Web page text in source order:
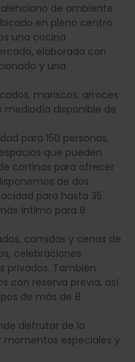
de ambiente
en pleno centro
una cocina
elaborada con
y una
mariscos, arroces
mediodía disponible de
para 150 personas,
que pueden
cortinas para ofrecer
de dos
para hasta 35
íntimo para 8
comidas y cenas de
celebraciones
privados. También
con reserva previa, así
de más de 8
disfrutar de la
especiales y